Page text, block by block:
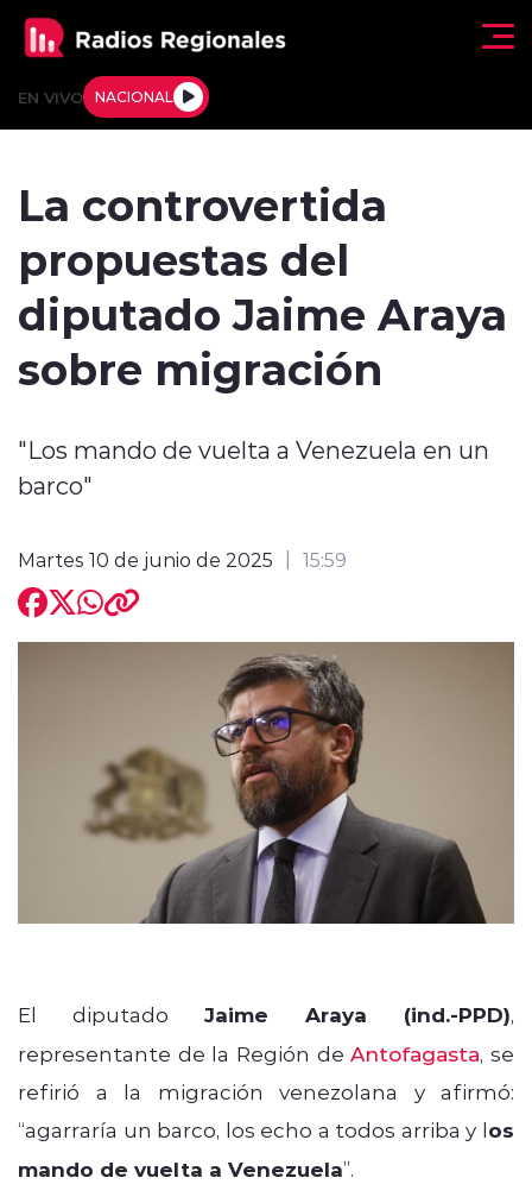
EN VIVO NACIONAL
Tendencias
Deportes
Regiones al Aire
modo claro
La controvertida
propuestas del
diputado Jaime Araya
sobre migración
"Los mando de vuelta a Venezuela en un
barco"
Martes 10 de junio de 2025 15:59
El diputado Jaime Araya (ind.-PPD),
representante de la Región deAntofagasta, se
refirió a la migración venezolana y afirmó:
“agarraría un barco, los echo a todos arriba y los
mando de vuelta a Venezuela”.